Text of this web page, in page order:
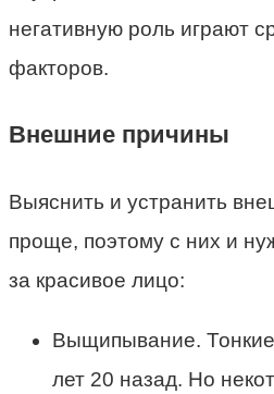
негативную роль играют
факторов.
Внешние причины
Выяснить и устранить
проще, поэтому с них и
за красивое лицо:
Выщипывание.
лет 20 назад. Но